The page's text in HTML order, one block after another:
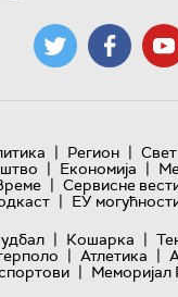
| Регион | Свет
| Економија |
| Сервисне
| ЕУ
| Кошарка |
| Атлетика |
| Меморијал